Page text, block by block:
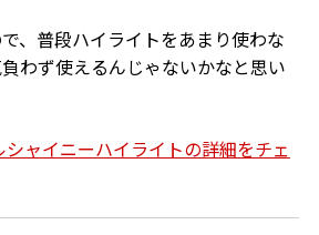
、普段ハイライトをあまり使わな
わず使えるんじゃないかなと思い
ャイニーハイライトの詳細をチェ